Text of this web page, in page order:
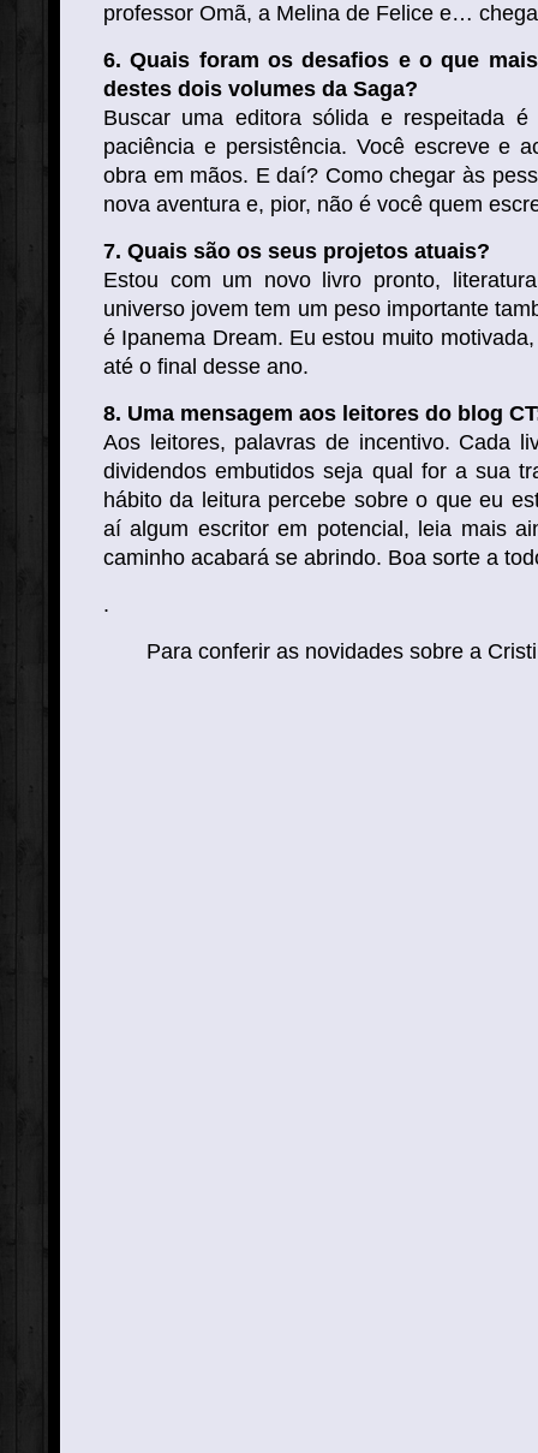
professor Omã, a Melina de Felice e…
6. Quais foram os desafios e o que
destes dois volumes da Saga?
Buscar uma editora sólida e respeitada
paciência e persistência. Você escreve e
obra em mãos. E daí? Como chegar às
nova aventura e, pior, não é você quem
7. Quais são os seus projetos atuais?
Estou com um novo livro pronto,
universo jovem tem um peso importante
é Ipanema Dream. Eu estou muito
até o final desse ano.
8. Uma mensagem aos leitores do blog
Aos leitores, palavras de incentivo. Cada
dividendos embutidos seja qual for a sua
hábito da leitura percebe sobre o que eu
aí algum escritor em potencial, leia mais
caminho acabará se abrindo. Boa sorte a
.
Para conferir as novidades sobre a